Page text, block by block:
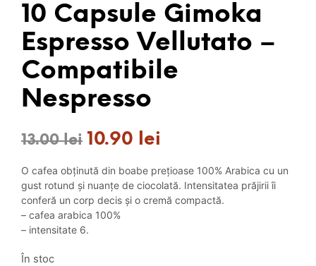
10 Capsule Gimoka
Espresso Vellutato –
Compatibile
Nespresso
13.00lei Prețul
inițial
a
fost:
13.00 lei.
10.90 lei
curent
este:
10.90 lei.
O cafea obținută din boabe prețioase 100% Arabica cu un
gust rotund și nuanțe de ciocolată. Intensitatea prăjirii îi
conferă un corp decis și o cremă compactă.
– cafea arabica 100%
– intensitate 6.
În stoc